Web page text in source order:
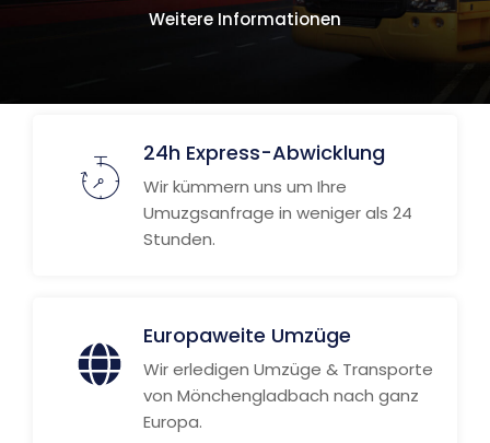
Weitere Informationen
24h Express-Abwicklung
Wir kümmern uns um Ihre
Umuzgsanfrage in weniger als 24
Stunden.
Europaweite Umzüge
Wir erledigen Umzüge & Transporte
von Mönchengladbach nach ganz
Europa.